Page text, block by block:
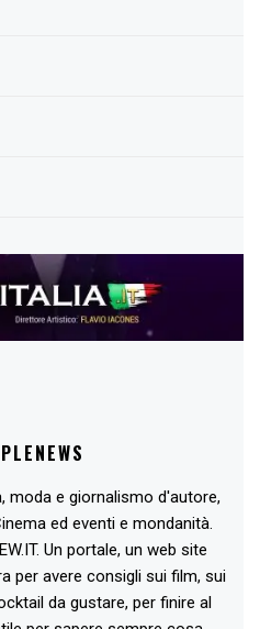
moda e giornalismo d'autore,
ed eventi e mondanità.
Un portale, un web site
per avere consigli sui film, sui
da gustare, per finire al